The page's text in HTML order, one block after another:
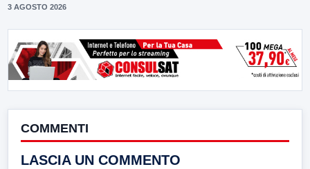
3 AGOSTO 2026
COMMENTI
LASCIA UN COMMENTO